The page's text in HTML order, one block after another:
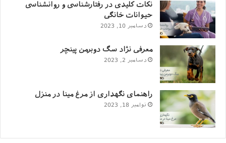
نکات کلیدی در رفتارشناسی و روانشناسی
حیوانات خانگی
دسامبر 10, 2023
معرفی نژاد سگ دوبرمن پینچر
دسامبر 2, 2023
راهنمای نگهداری از مرغ مینا در منزل
نوامبر 18, 2023